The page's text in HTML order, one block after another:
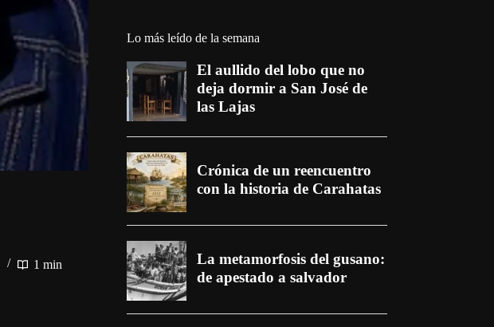
1 min
Lo más leído de la semana